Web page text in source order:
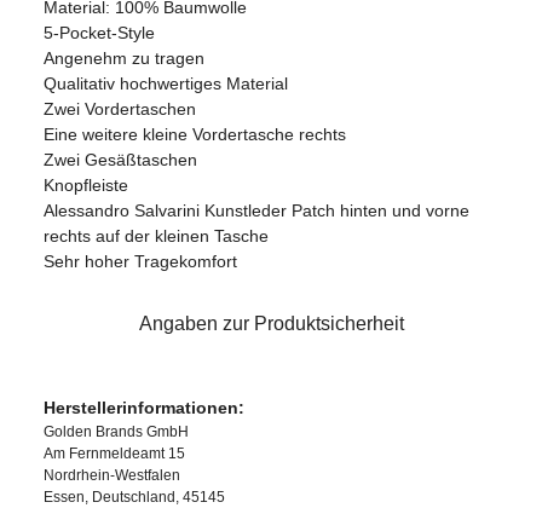
Material: 100% Baumwolle
5-Pocket-Style
Angenehm zu tragen
Qualitativ hochwertiges Material
Zwei Vordertaschen
Eine weitere kleine Vordertasche rechts
Zwei Gesäßtaschen
Knopfleiste
Alessandro Salvarini Kunstleder Patch hinten und vorne
rechts auf der kleinen Tasche
Sehr hoher Tragekomfort
Angaben zur Produktsicherheit
Herstellerinformationen:
Golden Brands GmbH
Am Fernmeldeamt 15
Nordrhein-Westfalen
Essen, Deutschland, 45145